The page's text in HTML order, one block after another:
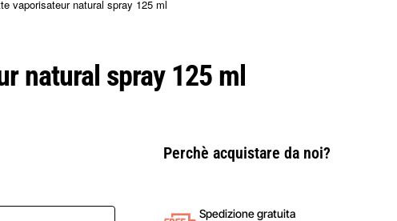
natural spray 125 ml
vaporisateur natural spray 125 ml
Perchè acquistare da noi?
Spedizione gratuita